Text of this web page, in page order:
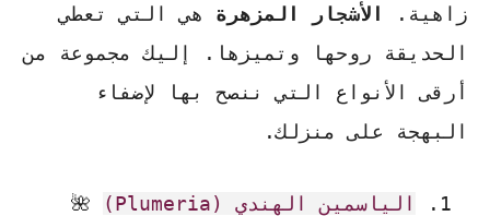
زاهية.
الأشجار المزهرة هي التي تعطي
الحديقة روحها وتميزها. إليك مجموعة من
أرقى الأنواع التي ننصح بها لإضفاء
البهجة على منزلك.
الياسمين الهندي (Plumeria)
🌺